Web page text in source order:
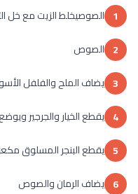
1 الصوصيخلط الزيت مع خل
2 الصوص
3 يضاف الملح والفلفل
4 يقطع الخيار والجرجير
5 يقطع البنجر المسلوق
6 يضاف الرمان والصوص